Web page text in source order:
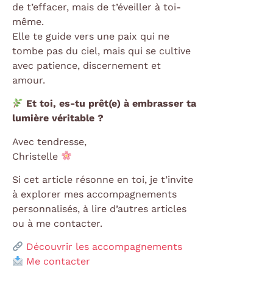
de t’effacer, mais de t’éveiller à toi-
même.
Elle te guide vers une paix qui ne
tombe pas du ciel, mais qui se cultive
avec patience, discernement et
amour.
Et toi, es-tu prêt(e) à embrasser ta
lumière véritable ?
Avec tendresse,
Christelle
Si cet article résonne en toi, je t’invite
à explorer mes accompagnements
personnalisés, à lire d’autres articles
ou à me contacter.
Découvrir les accompagnements
Me contacter